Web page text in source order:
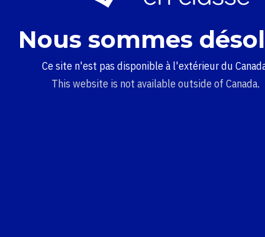
Nous sommes
Ce site n'est pas disponible à l'extérieur du
This website is not available outside of Canada.